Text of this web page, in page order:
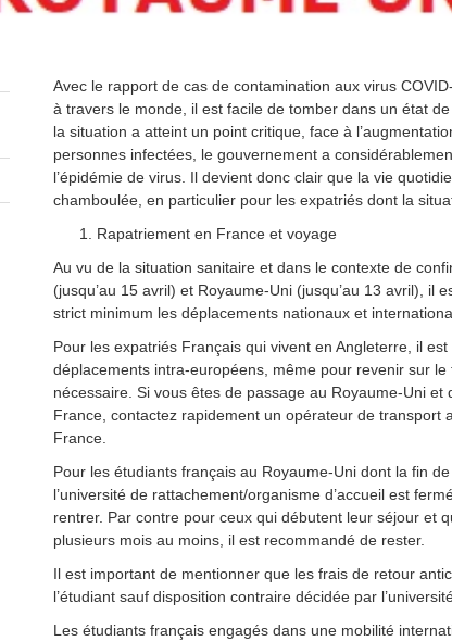
Avec le rapport de cas de contamination aux virus
à travers le monde, il est facile de tomber dans un état
la situation a atteint un point critique, face à
personnes infectées, le gouvernement a
l’épidémie de virus. Il devient donc clair que la vie
chamboulée, en particulier pour les expatriés dont la
Rapatriement en France et voyage
Au vu de la situation sanitaire et dans le contexte de
(jusqu’au 15 avril) et Royaume-Uni (jusqu’au 13 avril), il
strict minimum les déplacements nationaux et
Pour les expatriés Français qui vivent en Angleterre, il
déplacements intra-européens, même pour revenir sur le
nécessaire. Si vous êtes de passage au Royaume-Uni et
France, contactez rapidement un opérateur de transport
France.
Pour les étudiants français au Royaume-Uni dont la fin
l’université de rattachement/organisme d’accueil est
rentrer. Par contre pour ceux qui débutent leur séjour et
plusieurs mois au moins, il est recommandé de rester.
Il est important de mentionner que les frais de retour
l’étudiant sauf disposition contraire décidée par
Les étudiants français engagés dans une mobilité